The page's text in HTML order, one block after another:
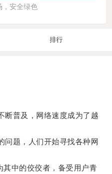
，安全绿色
排行
普及，网络速度成为了越
题，人们开始寻找各种网
中的佼佼者，备受用户青